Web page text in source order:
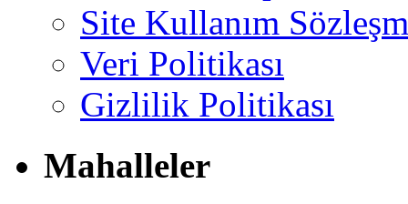
Site Kullanım
Veri Politikası
Gizlilik Politikası
Mahalleler